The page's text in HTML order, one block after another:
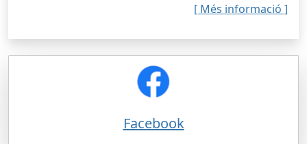
[ Més informació ]
Facebook